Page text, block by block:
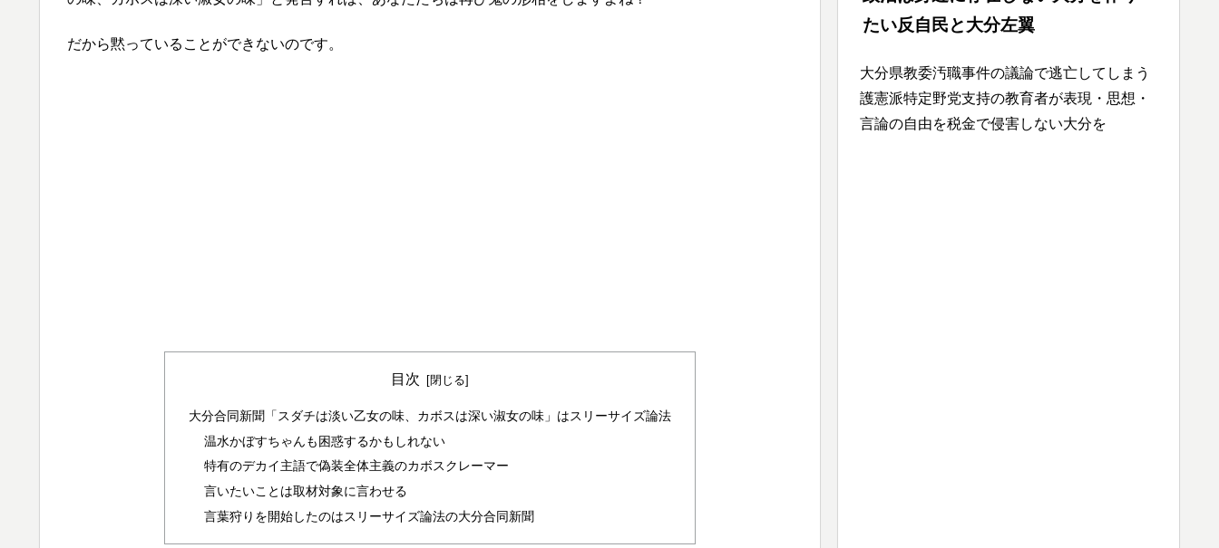
だから黙っていることができないのです。
目次
大分合同新聞「スダチは淡い乙女の味、カボスは深い淑女の味」はスリーサイズ論法
温水かぼすちゃんも困惑するかもしれない
特有のデカイ主語で偽装全体主義のカボスクレーマー
言いたいことは取材対象に言わせる
言葉狩りを開始したのはスリーサイズ論法の大分合同新聞
たい反自民と大分左翼
大分県教委汚職事件の議論で逃亡してしまう
護憲派特定野党支持の教育者が表現・思想・
言論の自由を税金で侵害しない大分を